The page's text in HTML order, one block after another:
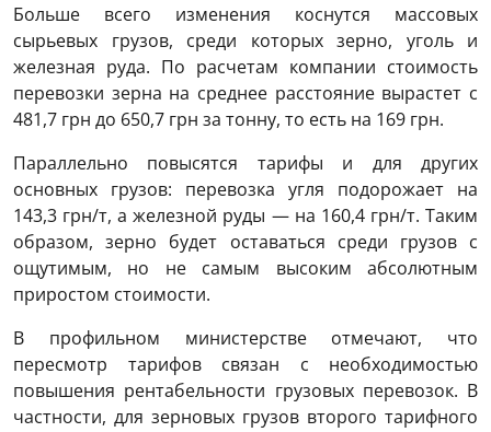
Больше всего изменения коснутся массовых
сырьевых грузов, среди которых зерно, уголь и
железная руда. По расчетам компании стоимость
перевозки зерна на среднее расстояние вырастет с
481,7 грн до 650,7 грн за тонну, то есть на 169 грн.
Параллельно повысятся тарифы и для других
основных грузов: перевозка угля подорожает на
143,3 грн/т, а железной руды — на 160,4 грн/т. Таким
образом, зерно будет оставаться среди грузов с
ощутимым, но не самым высоким абсолютным
приростом стоимости.
В профильном министерстве отмечают, что
пересмотр тарифов связан с необходимостью
повышения рентабельности грузовых перевозок. В
частности, для зерновых грузов второго тарифного